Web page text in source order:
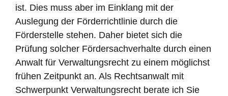
ist. Dies muss aber im Einklang mit der
Auslegung der Förderrichtlinie durch die
Förderstelle stehen. Daher bietet sich die
Prüfung solcher Fördersachverhalte durch einen
Anwalt für Verwaltungsrecht zu einem möglichst
frühen Zeitpunkt an. Als Rechtsanwalt mit
Schwerpunkt Verwaltungsrecht berate ich Sie